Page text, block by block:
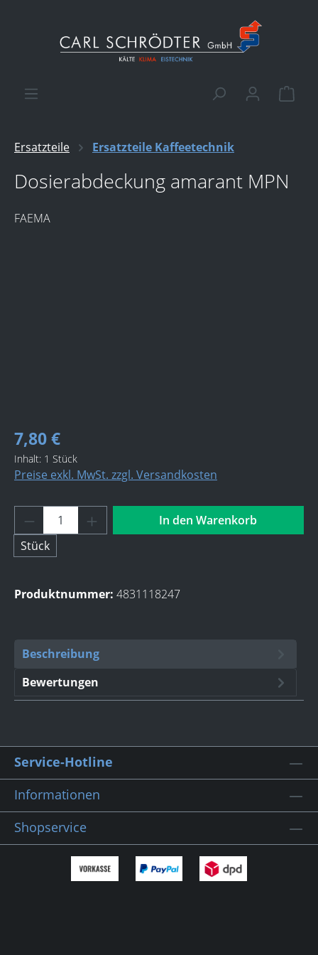
Ersatzteile Ersatzteile Kaffeetechnik
Dosierabdeckung amarant MPN
FAEMA
7,80 €
Inhalt: 1 Stück
Preise exkl. MwSt. zzgl. Versandkosten
Produkt Anzahl: Gib den gewünschten
Stück
In den Warenkorb
Produktnummer: 4831118247
Beschreibung
Bewertungen
Service-Hotline
Informationen
Shopservice